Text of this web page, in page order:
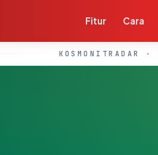
Fitur Cara
KOSMONITRADAR